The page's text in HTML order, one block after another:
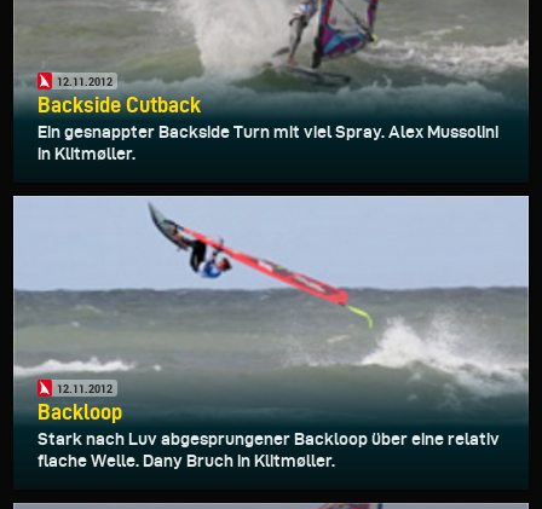
12.11.2012
Backside Cutback
Ein gesnappter Backside Turn mit viel Spray. Alex Mussolini
in Klitmøller.
12.11.2012
Backloop
Stark nach Luv abgesprungener Backloop über eine relativ
flache Welle. Dany Bruch in Klitmøller.